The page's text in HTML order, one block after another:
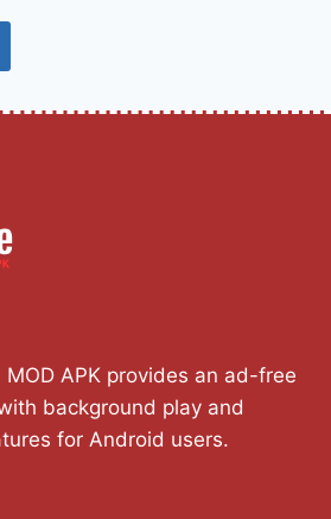
MOD APK provides an ad-free
background play and
for Android users.